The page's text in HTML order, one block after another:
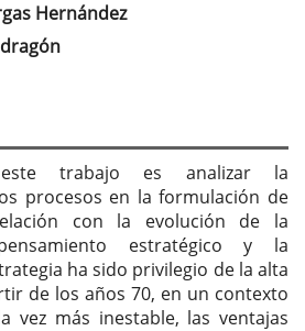
Hernández
trabajo es analizar la
procesos en la formulación de
con la evolución de la
estratégico y la
ha sido privilegio de la alta
de los años 70, en un contexto
vez más inestable, las ventajas